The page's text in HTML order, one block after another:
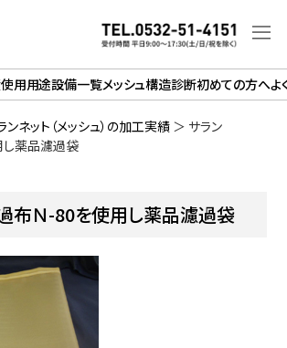
使用用途設備一覧メッシュ構造診断初めての方へよ
ンネット（メッシュ）の加工実績 ＞ サラン
薬品濾過袋
布Ｎ-80を使用し薬品濾過袋